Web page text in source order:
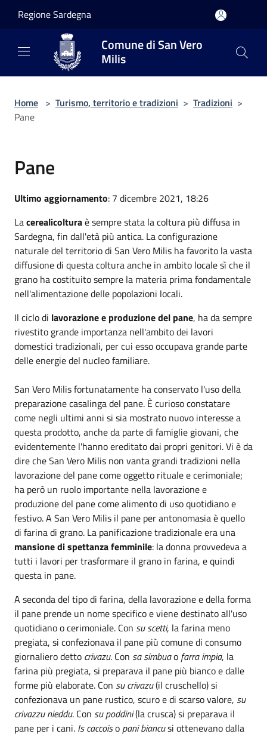
Regione Sardegna
Comune di San Vero
Milis
Home > Turismo, territorio e tradizioni > Tradizioni >
Pane
Pane
Ultimo aggiornamento: 7 dicembre 2021, 18:26
Lacerealicolturaè sempre stata la coltura più diffusa in
Sardegna, fin dall'età più antica. La configurazione
naturale del territorio di San Vero Milis ha favorito la vasta
diffusione di questa coltura anche in ambito locale sì che il
grano ha costituito sempre la materia prima fondamentale
nell'alimentazione delle popolazioni locali.
Il ciclo di lavorazione e produzione del pane, ha da sempre
rivestito grande importanza nell'ambito dei lavori
domestici tradizionali, per cui esso occupava grande parte
delle energie del nucleo familiare.
San Vero Milis fortunatamente ha conservato l'uso della
preparazione casalinga del pane. È curioso constatare
come negli ultimi anni si sia mostrato nuovo interesse a
questa prodotto, anche da parte di famiglie giovani, che
evidentemente l'hanno ereditato dai propri genitori. Vi è da
dire che San Vero Milis non vanta grandi tradizioni nella
lavorazione del pane come oggetto rituale e cerimoniale;
ha però un ruolo importante nella lavorazione e
produzione del pane come alimento di uso quotidiano e
festivo. A San Vero Milis il pane per antonomasia è quello
di farina di grano. La panificazione tradizionale era una
mansione di spettanza femminile: la donna provvedeva a
tutti i lavori per trasformare il grano in farina, e quindi
questa in pane.
A seconda del tipo di farina, della lavorazione e della forma
il pane prende un nome specifico e viene destinato all'uso
quotidiano o cerimoniale. Con su scetti, la farina meno
pregiata, si confezionava il pane più comune di consumo
giornaliero detto crivazu. Con sa simbuao farra impia, la
farina più pregiata, si preparava il pane più bianco e dalle
forme più elaborate. Con su crivazu(il cruschello) si
confezionava un pane rustico, scuro e di scarso valore, su
crivazzu nieddu. Con su poddini(la crusca) si preparava il
pane per i cani. Is caccoiso pani biancusi ottenevano dalla